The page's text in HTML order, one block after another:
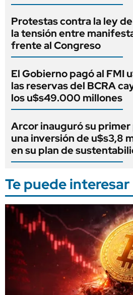
Protestas contra la ley
la tensión entre
frente al Congreso
El Gobierno pagó al FMI
las reservas del BCRA
los u$s49.000 millones
Arcor inauguró su
una inversión de u$s3,8
en su plan de
Te puede interesar